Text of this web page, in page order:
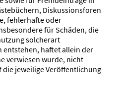
Diskussionsforen
fehlerhafte oder
für Schäden, die
solcherart
haftet allein der
verwiesen wurde, nicht
jeweilige Veröffentlichung